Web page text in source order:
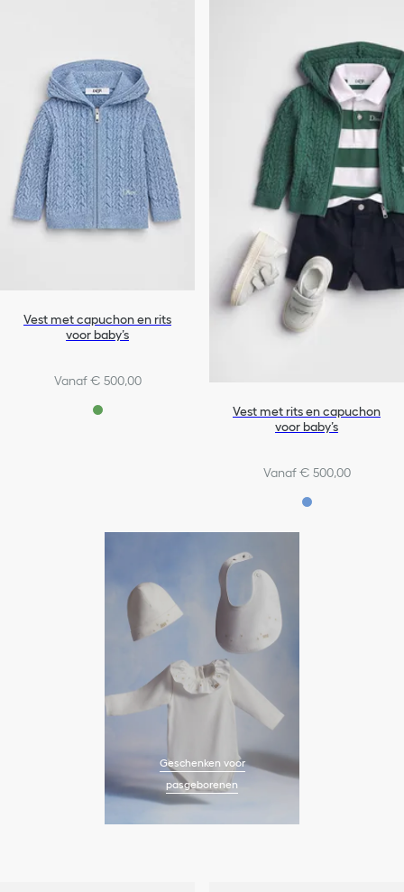
Vest met capuchon en rits
voor baby’s
Vanaf € 500,00
Vest met rits en capuchon
voor baby’s
Vanaf € 500,00
Geschenken voor
pasgeborenen